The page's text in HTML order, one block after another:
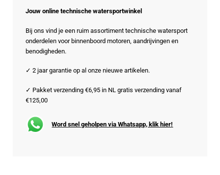
Jouw online technische watersportwinkel
Bij ons vind je een ruim assortiment technische watersport
onderdelen voor binnenboord motoren, aandrijvingen en
benodigheden.
✓ 2 jaar garantie op al onze nieuwe artikelen.
✓ Pakket verzending €6,95 in NL gratis verzending vanaf
€125,00
Word snel geholpen via Whatsapp, klik hier!